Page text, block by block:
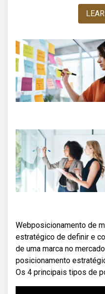
Webposicionamento de
estratégico de definir e
de uma marca no
posicionamento
Os 4 principais tipos de